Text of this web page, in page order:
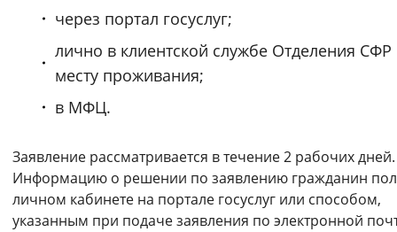
через портал госуслуг;
лично в клиентской службе Отделения СФР
месту проживания;
в МФЦ.
Заявление рассматривается в течение 2 рабочих дней.
Информацию о решении по заявлению гражданин
личном кабинете на портале госуслуг или способом,
указанным при подаче заявления по электронной